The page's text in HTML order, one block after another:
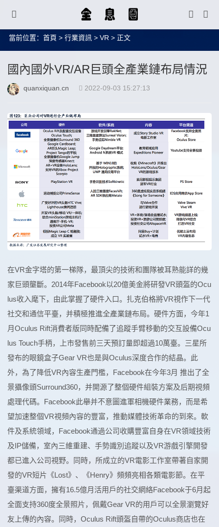
當前位置： 首頁 > 行業資訊 > VR > 正文
國內國外VR/AR巨頭全產業鏈布局情況
quanxiquan.cn 2022-09-03 15:27:13
在VR金字塔的第一梯隊，最頂尖的技術和團隊被耳熟能詳的幾
家巨頭壟斷。2014年Facebook以20億美金將研發VR頭盔的Ocu
lus收入麾下，由此掌握了硬件入口。扎克伯格將VR視作下一代
社交和通信平臺，并積極推進全產業鏈布局。硬件方面，今年1
月Oculus Rift消費者版同時配備了追蹤手臂移動的交互設備Ocu
lus Touch手柄，上市發售前三天預訂量即超過10萬臺。三星所
發布的眼鏡盒子Gear VR也是與Oculus深度合作的結晶。此
外，為了降低VR內容生產門檻，Facebook在今年3月 推出了全
景攝像頭Surround360，并開源了整個硬件組裝方案及后期視頻
處理代碼。Facebook此舉并不意圖進軍相機硬件業務，而是希
望加速整個VR視頻內容的豐富，推動媒體技術革命的到來。軟
件及系統領域，Facebook通過公司收購豐富自身在VR領域技術
及IP儲備，室內三維重建、手勢識別追蹤以及VR游戲引擎開發
都已進入公司視野。同時，所成立的VR電影工作室帶著自家開
發的VR短片《Lost》、《Henry》頻頻亮相各類電影節。在平
臺渠道方面，擁有16.5億月活用戶的社交網絡Facebook于6月起
全面支持360度全景照片，佩戴Gear VR的用戶可以全景瀏覽好
友上傳的內容。同時，Oculus Rift頭盔自帶的Oculus商店也在